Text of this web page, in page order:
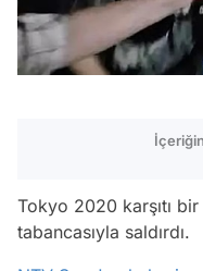
Tokyo 2020 karşıtı
tabancasıyla saldırdı.